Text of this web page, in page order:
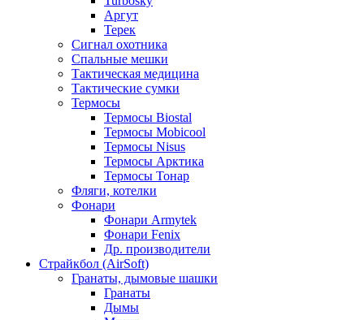
Аргут
Терек
Сигнал охотника
Спальные мешки
Тактическая медицина
Тактические сумки
Термосы
Термосы Biostal
Термосы Mobicool
Термосы Nisus
Термосы Арктика
Термосы Тонар
Фляги, котелки
Фонари
Фонари Armytek
Фонари Fenix
Др. производители
Страйкбол (AirSoft)
Гранаты, дымовые шашки
Гранаты
Дымы